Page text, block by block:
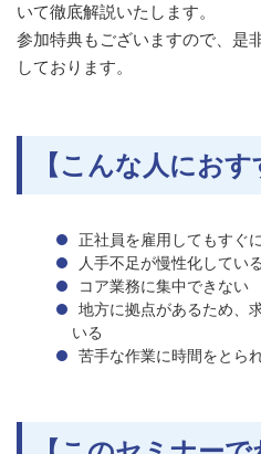
いて徹底解説いたします。
参加特典もございますので、是
しております。
【こんな人におす
正社員を雇用してもすぐ
人手不足が慢性化している
コア業務に集中できない
地方に拠点があるため、
いる
苦手な作業に時間をとら